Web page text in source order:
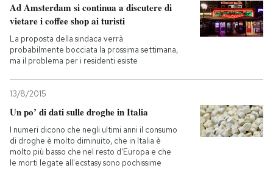
Ad Amsterdam si continua a discutere di
vietare i coffee shop ai turisti
La proposta della sindaca verrà
probabilmente bocciata la prossima settimana,
ma il problema per i residenti esiste
13/8/2015
Un po’ di dati sulle droghe in Italia
I numeri dicono che negli ultimi anni il consumo
di droghe è molto diminuito, che in Italia è
molto più basso che nel resto d'Europa e che
le morti legate all'ecstasy sono pochissime